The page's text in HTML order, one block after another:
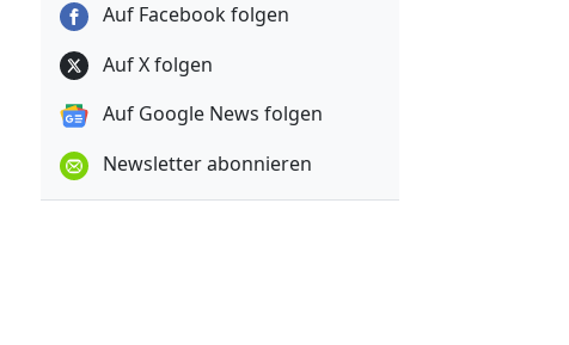
Auf Facebook folgen
Auf X folgen
Auf Google News folgen
Newsletter abonnieren